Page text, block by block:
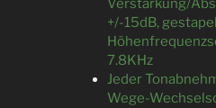
Verstärkung/
+/-15dB,
7.8KHz
Jeder
Wege-